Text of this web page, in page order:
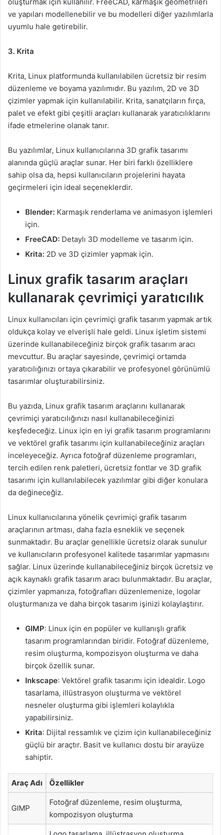
ve yapıları modellenebilir ve bu modelleri diğer yazılımlarla
uyumlu hale getirebilir.
3. Krita
Krita, Linux platformunda kullanılabilen ücretsiz bir resim
düzenleme ve boyama yazılımıdır. Bu yazılım, 2D ve 3D
çizimler yapmak için kullanılabilir. Krita, sanatçıların fırça,
palet ve efekt gibi çeşitli araçları kullanarak yaratıcılıklarını
ifade etmelerine olanak tanır.
Bu yazılımlar, Linux kullanıcılarına 3D grafik tasarımı
alanında güçlü araçlar sunar. Her biri farklı özelliklere
sahip olsa da, hepsi kullanıcıların projelerini hayata
geçirmeleri için ideal seçeneklerdir.
Blender: Karmaşık renderlama ve animasyon işlemleri
için.
FreeCAD: Detaylı 3D modelleme ve tasarım için.
Krita: 2D ve 3D çizimler yapmak için.
Linux grafik tasarım araçları
kullanarak çevrimiçi yaratıcılık
Linux kullanıcıları için çevrimiçi grafik tasarım yapmak artık
oldukça kolay ve elverişli hale geldi. Linux işletim sistemi
üzerinde kullanabileceğiniz birçok grafik tasarım aracı
mevcuttur. Bu araçlar sayesinde, çevrimiçi ortamda
yaratıcılığınızı ortaya çıkarabilir ve profesyonel görünümlü
tasarımlar oluşturabilirsiniz.
Bu yazıda, Linux grafik tasarım araçlarını kullanarak
çevrimiçi yaratıcılığınızı nasıl kullanabileceğinizi
keşfedeceğiz. Linux için en iyi grafik tasarım programlarını
ve vektörel grafik tasarımı için kullanabileceğiniz araçları
inceleyeceğiz. Ayrıca fotoğraf düzenleme programları,
tercih edilen renk paletleri, ücretsiz fontlar ve 3D grafik
tasarımı için kullanılabilecek yazılımlar gibi diğer konulara
da değineceğiz.
Linux kullanıcılarına yönelik çevrimiçi grafik tasarım
araçlarının artması, daha fazla esneklik ve seçenek
sunmaktadır. Bu araçlar genellikle ücretsiz olarak sunulur
ve kullanıcıların profesyonel kalitede tasarımlar yapmasını
sağlar. Linux üzerinde kullanabileceğiniz birçok ücretsiz ve
açık kaynaklı grafik tasarım aracı bulunmaktadır. Bu araçlar,
çizimler yapmanıza, fotoğrafları düzenlemenize, logolar
oluşturmanıza ve daha birçok tasarım işinizi kolaylaştırır.
GIMP: Linux için en popüler ve kullanışlı grafik
tasarım programlarından biridir. Fotoğraf düzenleme,
resim oluşturma, kompozisyon oluşturma ve daha
birçok özellik sunar.
Inkscape: Vektörel grafik tasarımı için idealdir. Logo
tasarlama, illüstrasyon oluşturma ve vektörel
nesneler oluşturma gibi işlemleri kolaylıkla
yapabilirsiniz.
Krita: Dijital ressamlık ve çizim için kullanabileceğiniz
güçlü bir araçtır. Basit ve kullanıcı dostu bir arayüze
sahiptir.
Araç Adı Özellikler
GIMP
Fotoğraf düzenleme, resim oluşturma,
kompozisyon oluşturma